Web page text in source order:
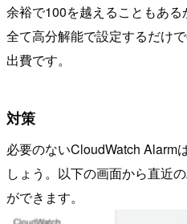
余裕で100を越えることもあ
全て高分解能で設定するだけ
出費です。
対策
必要のないCloudWatch Alarm
しょう。以下の画面から直近
ができます。